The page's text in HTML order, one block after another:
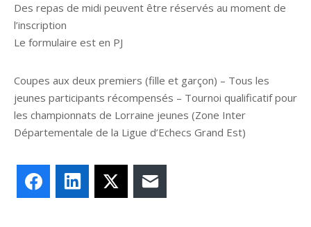
Des repas de midi peuvent être réservés au moment de
l’inscription
Le formulaire est en PJ
Coupes aux deux premiers (fille et garçon) – Tous les
jeunes participants récompensés – Tournoi qualificatif pour
les championnats de Lorraine jeunes (Zone Inter
Départementale de la Ligue d’Echecs Grand Est)
FacebookLinkedIn